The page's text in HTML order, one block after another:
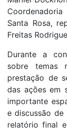
Santa Rosa,
Freitas
Durante a
sobre temas
prestação de
das ações em
importante
e discussão de
relatório final